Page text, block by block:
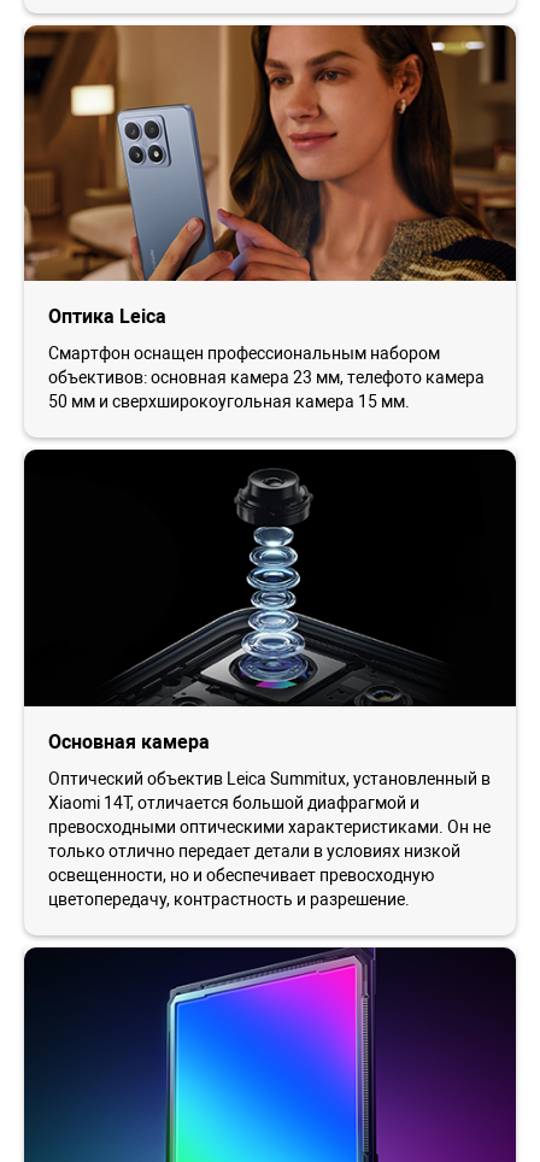
Оптика Leica
Смартфон оснащен профессиональным набором
объективов: основная камера 23 мм, телефото камера
50 мм и сверхширокоугольная камера 15 мм.
Основная камера
Оптический объектив Leica Summitux, установленный в
Xiaomi 14T, отличается большой диафрагмой и
превосходными оптическими характеристиками. Он не
только отлично передает детали в условиях низкой
освещенности, но и обеспечивает превосходную
цветопередачу, контрастность и разрешение.